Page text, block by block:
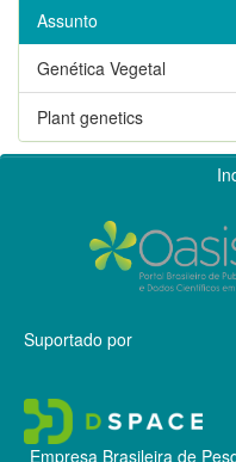
Assunto
Genética Vegetal
Plant genetics
Suportado por
Empresa Brasileira de